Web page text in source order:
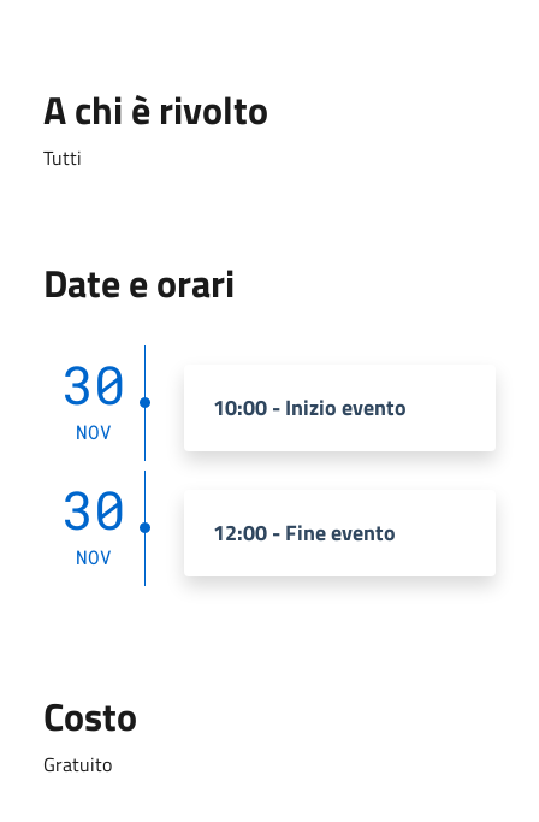
A chi è rivolto
Tutti
Date e orari
30
NOV
10:00 - Inizio evento
30
NOV
12:00 - Fine evento
Costo
Gratuito